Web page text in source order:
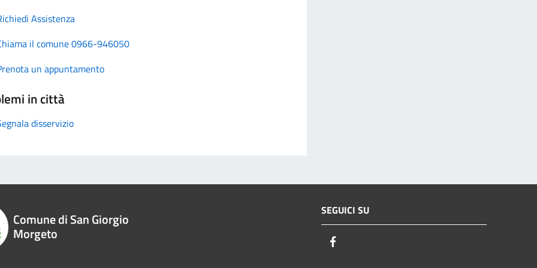
Assistenza
il comune 0966-946050
un appuntamento
in città
disservizio
Comune di San Giorgio
Morgeto
SEGUICI SU